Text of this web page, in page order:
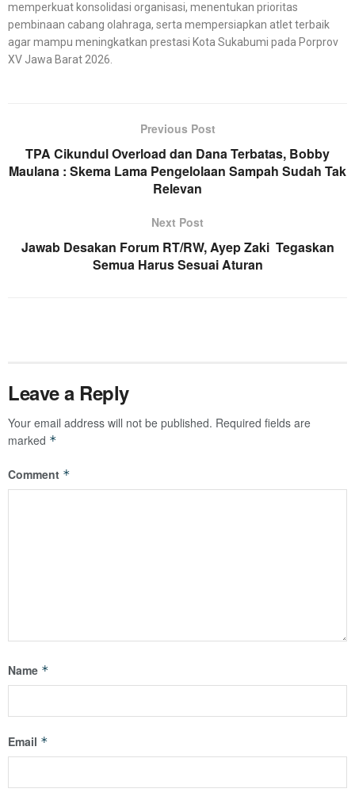
memperkuat konsolidasi organisasi, menentukan prioritas
pembinaan cabang olahraga, serta mempersiapkan atlet terbaik
agar mampu meningkatkan prestasi Kota Sukabumi pada Porprov
XV Jawa Barat 2026.
Previous Post
TPA Cikundul Overload dan Dana Terbatas, Bobby
Maulana : Skema Lama Pengelolaan Sampah Sudah Tak
Relevan
Next Post
Jawab Desakan Forum RT/RW, Ayep Zaki Tegaskan
Semua Harus Sesuai Aturan
Leave a Reply
Your email address will not be published. Required fields are
marked *
Comment *
Name *
Email *